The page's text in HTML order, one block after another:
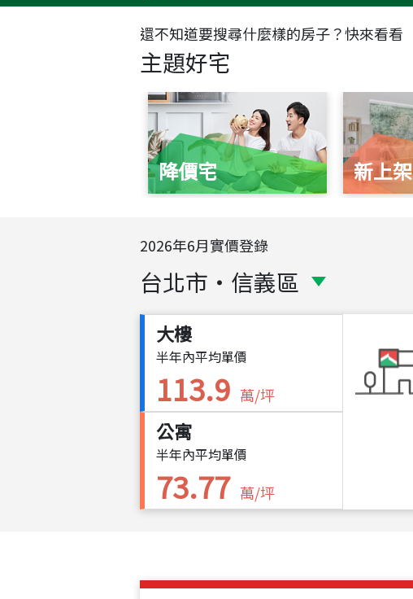
還不知道要搜尋什麼樣的房子？快來看看
主題好宅
降價宅 新上架
2026年6月實價登錄
台北市 ・ 信義區
大樓
半年內平均單價
113.9 萬/坪
公寓
半年內平均單價
73.77 萬/坪